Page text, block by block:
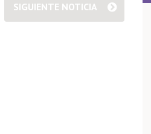
SIGUIENTE NOTICIA